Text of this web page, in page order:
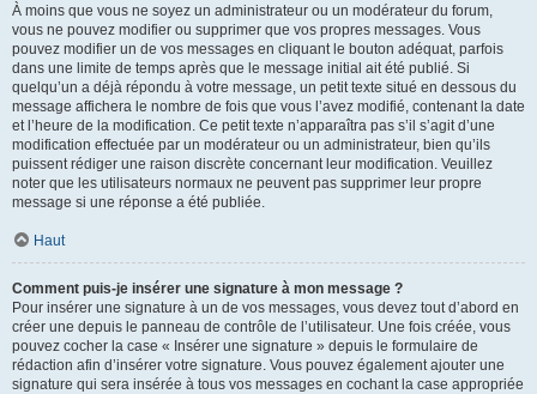
À moins que vous ne soyez un administrateur ou un modérateur du forum,
vous ne pouvez modifier ou supprimer que vos propres messages. Vous
pouvez modifier un de vos messages en cliquant le bouton adéquat, parfois
dans une limite de temps après que le message initial ait été publié. Si
quelqu’un a déjà répondu à votre message, un petit texte situé en dessous du
message affichera le nombre de fois que vous l’avez modifié, contenant la date
et l’heure de la modification. Ce petit texte n’apparaîtra pas s’il s’agit d’une
modification effectuée par un modérateur ou un administrateur, bien qu’ils
puissent rédiger une raison discrète concernant leur modification. Veuillez
noter que les utilisateurs normaux ne peuvent pas supprimer leur propre
message si une réponse a été publiée.
Haut
Comment puis-je insérer une signature à mon message ?
Pour insérer une signature à un de vos messages, vous devez tout d’abord en
créer une depuis le panneau de contrôle de l’utilisateur. Une fois créée, vous
pouvez cocher la case « Insérer une signature » depuis le formulaire de
rédaction afin d’insérer votre signature. Vous pouvez également ajouter une
signature qui sera insérée à tous vos messages en cochant la case appropriée